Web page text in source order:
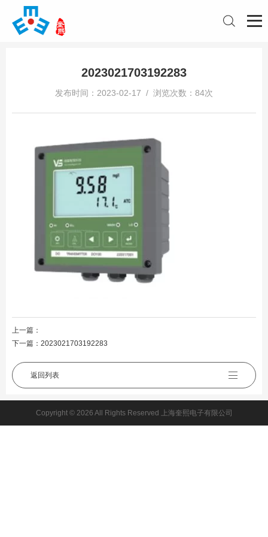
2023021703192283
发布时间：2023-02-17 / 浏览次数：84次
上一篇：
下一篇： 2023021703192283
返回列表
Copyright © 2026 All Rights Reserved 上海奎熙电子有限公司